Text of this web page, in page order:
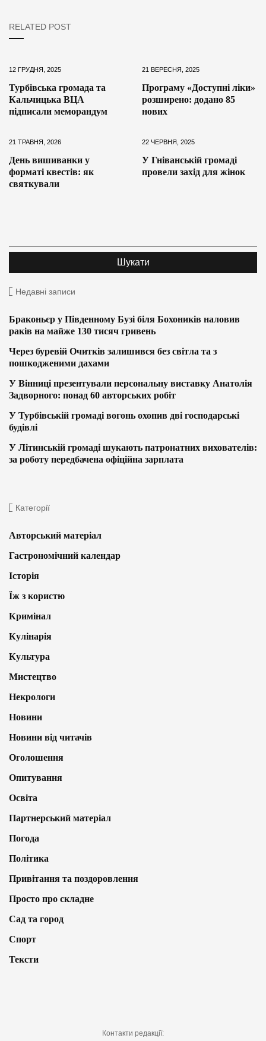
RELATED POST
12 ГРУДНЯ, 2025
Турбівська громада та
Кальчицька ВЦА
підписали меморандум
21 ВЕРЕСНЯ, 2025
Програму «Доступні ліки»
розширено: додано 85
нових
21 ТРАВНЯ, 2026
День вишиванки у
форматі квестів: як
святкували
22 ЧЕРВНЯ, 2025
У Гніванській громаді
провели захід для жінок
Недавні записи
Браконьєр у Південному Бузі біля Бохоників наловив
раків на майже 130 тисяч гривень
Через буревій Очитків залишився без світла та з
пошкодженими дахами
У Вінниці презентували персональну виставку Анатолія
Задворного: понад 60 авторських робіт
У Турбівській громаді вогонь охопив дві господарські
будівлі
У Літинській громаді шукають патронатних вихователів:
за роботу передбачена офіційна зарплата
Категорії
Авторський матеріал
Гастрономічний календар
Історія
Їж з користю
Кримінал
Кулінарія
Культура
Мистецтво
Некрологи
Новини
Новини від читачів
Оголошення
Опитування
Освіта
Партнерський матеріал
Погода
Політика
Привітання та поздоровлення
Просто про складне
Сад та город
Спорт
Тексти
Контакти редакції: